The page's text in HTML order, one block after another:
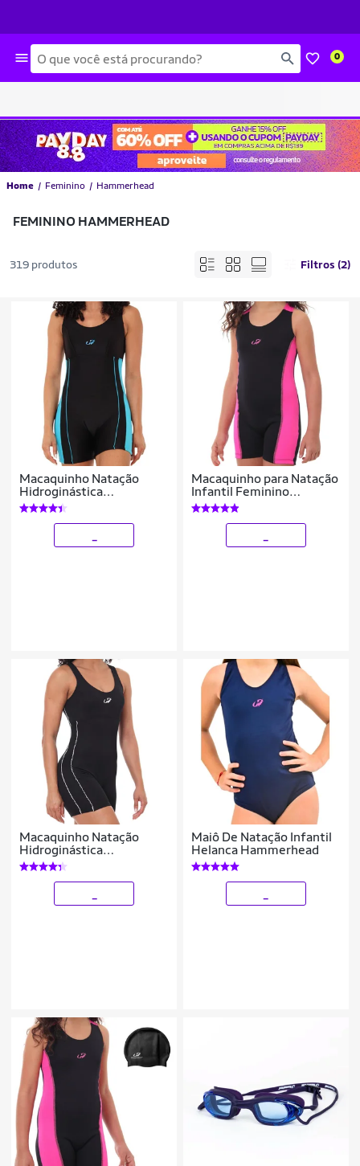
Busca 0
Home Feminino Hammerhead
FEMININO HAMMERHEAD
319 produtos Filtros (2)
Macaquinho Natação
Hidroginástica
Hammerhead Xtra Life
Macaquinho para Natação
Infantil Feminino
Hammerhead Helanca
Macaquinho Natação
Hidroginástica
Hammerhead Helanca
Maiô De Natação Infantil
Helanca Hammerhead